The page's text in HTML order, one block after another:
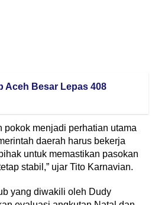
Aceh Besar Lepas 408
pokok menjadi perhatian utama
daerah harus bekerja
untuk memastikan pasokan
stabil,” ujar Tito Karnavian.
yang diwakili oleh Dudy